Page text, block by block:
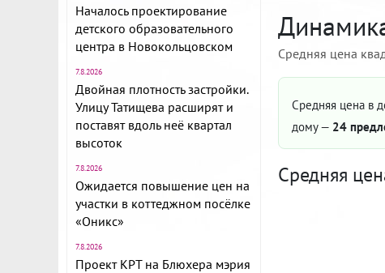
Началось проектирование
детского образовательного
центра в Новокольцовском
7.8.2026
Двойная плотность застройки.
Улицу Татищева расширят и
поставят вдоль неё квартал
высоток
7.8.2026
Ожидается повышение цен на
участки в коттеджном посёлке
«Оникс»
7.8.2026
Проект КРТ на Блюхера мэрия
Средняя цена
Средняя цена в
дому — 24
Средняя